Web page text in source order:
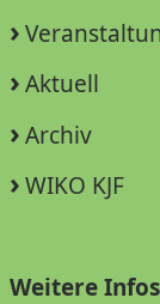
Aktuell
Archiv
WIKO KJF
Weitere Infos